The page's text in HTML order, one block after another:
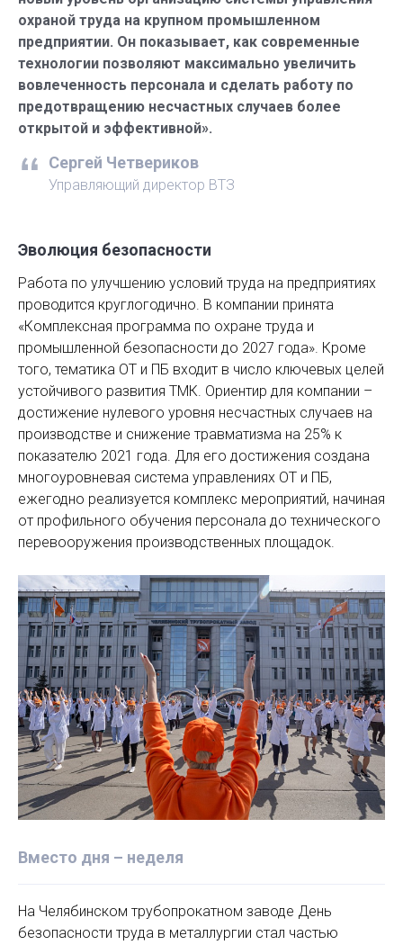
охраной труда на крупном промышленном
предприятии. Он показывает, как современные
технологии позволяют максимально увеличить
вовлеченность персонала и сделать работу по
предотвращению несчастных случаев более
открытой и эффективной».
Сергей Четвериков
Управляющий директор ВТЗ
Эволюция безопасности
Работа по улучшению условий труда на предприятиях
проводится круглогодично. В компании принята
«Комплексная программа по охране труда и
промышленной безопасности до 2027 года». Кроме
того, тематика ОТ и ПБ входит в число ключевых целей
устойчивого развития ТМК. Ориентир для компании –
достижение нулевого уровня несчастных случаев на
производстве и снижение травматизма на 25% к
показателю 2021 года. Для его достижения создана
многоуровневая система управлениях ОТ и ПБ,
ежегодно реализуется комплекс мероприятий, начиная
от профильного обучения персонала до технического
перевооружения производственных площадок.
Вместо дня – неделя
На Челябинском трубопрокатном заводе День
безопасности труда в металлургии стал частью